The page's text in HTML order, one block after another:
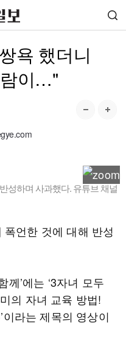
욕 했더니
이…"
성하며 사과했다. 유튜브 채널
언한 것에 대해 반성
께’에는 ‘3자녀 모두
의 자녀 교육 방법!
라는 제목의 영상이